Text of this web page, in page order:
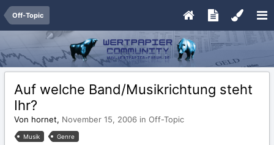
Off-Topic
Auf welche Band/Musikrichtung steht
Ihr?
Von hornet, November 15, 2006 in Off-Topic
Musik Genre